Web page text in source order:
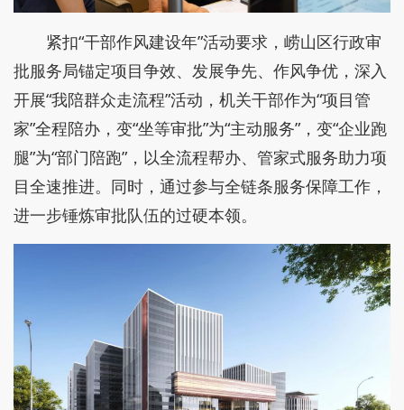
紧扣“干部作风建设年”活动要求，崂山区行政审
批服务局锚定项目争效、发展争先、作风争优，深入
开展“我陪群众走流程”活动，机关干部作为“项目管
家”全程陪办，变“坐等审批”为“主动服务”，变“企业跑
腿”为“部门陪跑”，以全流程帮办、管家式服务助力项
目全速推进。同时，通过参与全链条服务保障工作，
进一步锤炼审批队伍的过硬本领。